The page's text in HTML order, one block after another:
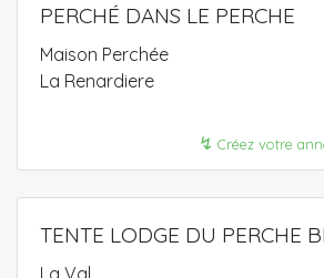
PERCHÉ DANS LE PERCHE
Maison Perchée
La Renardiere
↯ Créez votre
TENTE LODGE DU PERCHE
La Val